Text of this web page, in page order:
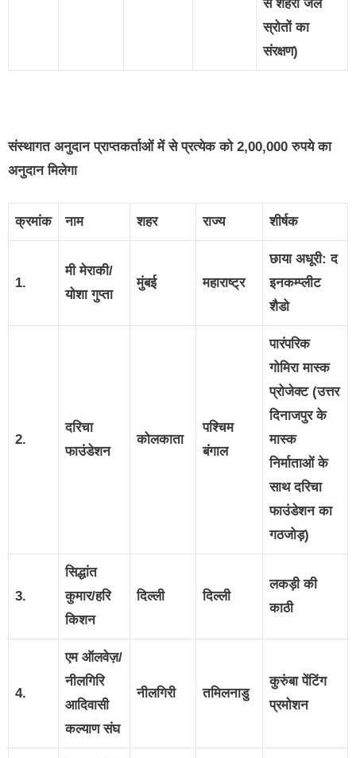
से शहरी जल
स्रोतों का
संरक्षण)
संस्थागत अनुदान प्राप्तकर्ताओं में से प्रत्येक को 2,00,000 रुपये का
अनुदान मिलेगा
क्रमांक नाम शहर राज्य शीर्षक
1.
मी मेराकी/
योशा गुप्ता
मुंबई महाराष्ट्र
छाया अधूरी: द
इनकम्प्लीट
शैडो
2.
दरिचा
फाउंडेशन
कोलकाता
पश्चिम
बंगाल
पारंपरिक
गोमिरा मास्क
प्रोजेक्ट (उत्तर
दिनाजपुर के
मास्क
निर्माताओं के
साथ दरिचा
फाउंडेशन का
गठजोड़)
3.
सिद्धांत
कुमार/हरि
किशन
दिल्ली दिल्ली
लकड़ी की
काठी
4.
एम ऑलवेज़/
नीलगिरि
आदिवासी
कल्याण संघ
नीलगिरी तमिलनाडु
कुरुंबा पेंटिंग
प्रमोशन